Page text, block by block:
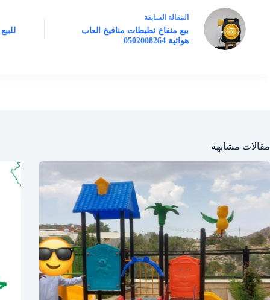
المقالة السابقة
بيع منفاخ نطيطات منافيخ العاب
هوائية 0502008264
مقالات مشابهة